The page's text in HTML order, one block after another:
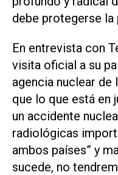
debe protegerse la
En entrevista con
visita oficial a su
agencia nuclear de
que lo que está en
un accidente
radiológicas
ambos países” y
sucede, no